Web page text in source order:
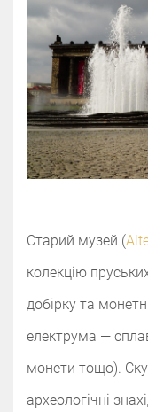
Старий музей (
колекцію
добірку та
електрума —
монети тощо).
археологічні